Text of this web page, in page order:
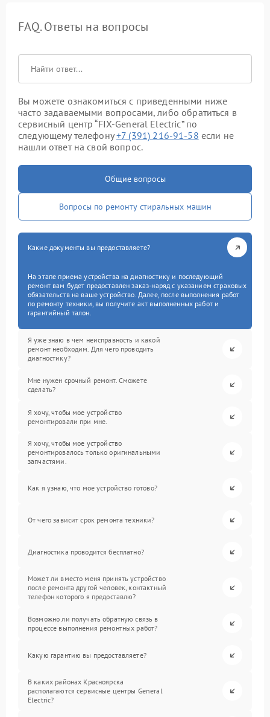
FAQ. Ответы на вопросы
Вы можете ознакомиться с приведенными ниже
часто задаваемыми вопросами, либо обратиться в
сервисный центр “FIX-General Electric” по
следующему телефону+7 (391) 216-91-58 если не
нашли ответ на свой вопрос.
Общие вопросы
Вопросы по ремонту стиральных машин
Какие документы вы предоставляете?
На этапе приема устройства на диагностику и последующий
ремонт вам будет предоставлен заказ-наряд с указанием страховых
обязательств на ваше устройство. Далее, после выполнения работ
по ремонту техники, вы получите акт выполненных работ и
гарантийный талон.
Я уже знаю в чем неисправность и какой
ремонт необходим. Для чего проводить
диагностику?
Мне нужен срочный ремонт. Сможете
сделать?
Я хочу, чтобы мое устройство
ремонтировали при мне.
Я хочу, чтобы мое устройство
ремонтировалось только оригинальными
запчастями.
Как я узнаю, что мое устройство готово?
От чего зависит срок ремонта техники?
Диагностика проводится бесплатно?
Может ли вместо меня принять устройство
после ремонта другой человек, контактный
телефон которого я предоставлю?
Возможно ли получать обратную связь в
процессе выполнения ремонтных работ?
Какую гарантию вы предоставляете?
В каких районах Красноярска
располагаются сервисные центры General
Electric?